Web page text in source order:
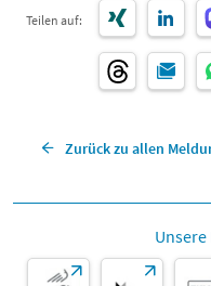
Teilen auf:
Zurück zu allen